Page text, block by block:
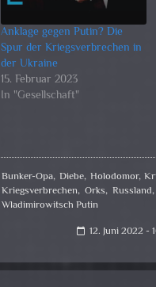
Anklage gegen Putin? Die
Spur der Kriegsverbrechen in
der Ukraine
15. Februar 2023
In "Gesellschaft"
Bunker-Opa, Diebe, Holodomor,
Kriegsverbrechen,Orks,Russland
Wladimirowitsch Putin
calendar_today 12. Juni 2022 -